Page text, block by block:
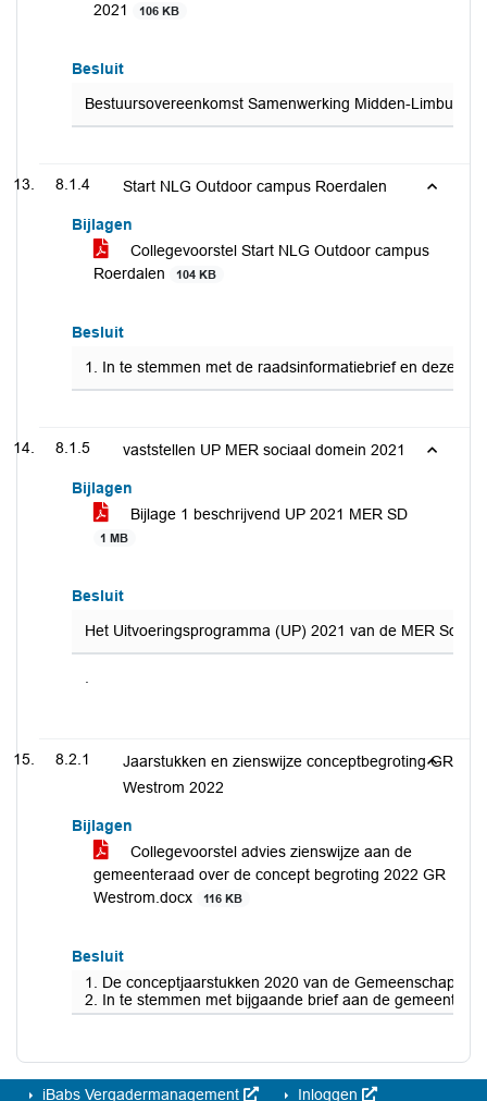
2021
106 KB
Besluit
Bestuursovereenkomst Samenwerking Midden-Limburg
8.1.4 Start NLG Outdoor campus Roerdalen
Bijlagen
Collegevoorstel Start NLG Outdoor campus
Roerdalen
104 KB
Besluit
1. In te stemmen met de raadsinformatiebrief en deze te
8.1.5 vaststellen UP MER sociaal domein 2021
Bijlagen
Bijlage 1 beschrijvend UP 2021 MER SD
1 MB
Besluit
Het Uitvoeringsprogramma (UP) 2021 van de MER
.
8.2.1
Jaarstukken en zienswijze conceptbegroting GR
Westrom 2022
Bijlagen
Collegevoorstel advies zienswijze aan de
gemeenteraad over de concept begroting 2022 GR
Westrom.docx
116 KB
Besluit
1. De conceptjaarstukken 2020 van de
2. In te stemmen met bijgaande brief aan de
iBabs Vergadermanagement Inloggen